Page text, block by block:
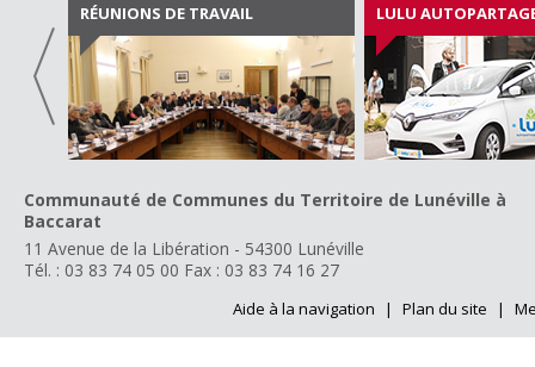
RÉUNIONS DE TRAVAIL LULU
Communauté de Communes du Territoire de Lunéville à
Baccarat
11 Avenue de la Libération - 54300 Lunéville
Tél. : 03 83 74 05 00 Fax : 03 83 74 16 27
Aide à la navigation | Plan du site |